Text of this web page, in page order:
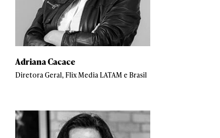
Adriana Cacace
Diretora Geral, Flix Media LATAM e Brasil